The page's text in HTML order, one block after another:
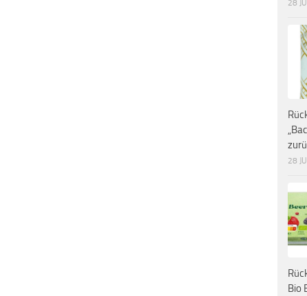
28
28
Bio